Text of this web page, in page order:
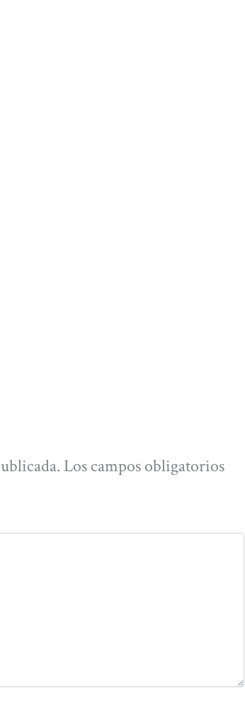
Los campos obligatorios